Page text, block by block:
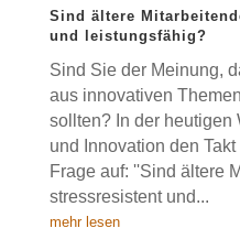
Sind ältere
und leistungsfähig?
Sind Sie der Meinung,
aus innovativen
sollten? In der heutigen
und Innovation den
Frage auf: ''Sind ältere
stressresistent und...
mehr lesen